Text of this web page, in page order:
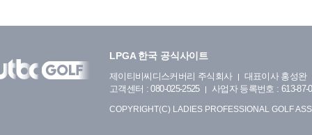
LPGA 한국 공식사이트
제이티비씨디스커버리 주식회사
대표이사 홍성완
고객센터 : 080-025-2525
사업자 등록번호 : 613-87-
COPYRIGHT(C) LADIES PROFESSIONAL GOLF